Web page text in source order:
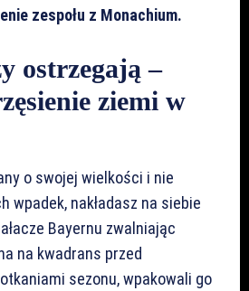
zespołu z Monachium.
ostrzegają –
ziemi w
o swojej wielkości i nie
wpadek, nakładasz na siebie
Bayernu zwalniając
na kwadrans przed
sezonu, wpakowali go